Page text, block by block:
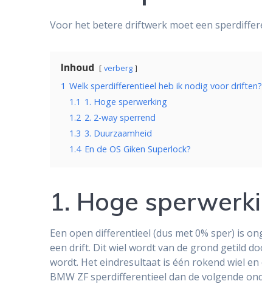
Voor het betere driftwerk moet een
Inhoud verberg
1 Welk sperdifferentieel heb ik nodig voor driften?
1.1 1. Hoge sperwerking
1.2 2. 2-way sperrend
1.3 3. Duurzaamheid
1.4 En de OS Giken Superlock?
1. Hoge
Een open differentieel (dus met 0% sper) is
een drift. Dit wiel wordt van de grond getild
wordt. Het eindresultaat is één rokend wiel
BMW ZF sperdifferentieel dan de volgende